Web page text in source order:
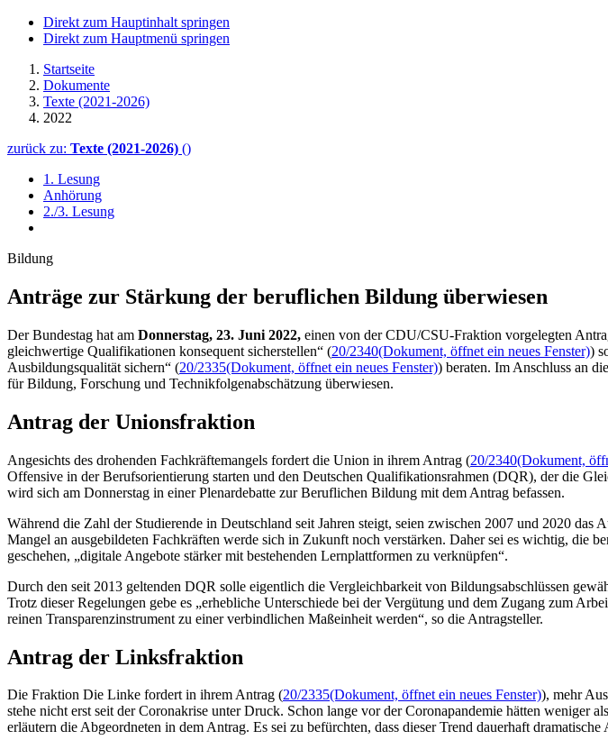
Direkt zum Hauptinhalt springen
Direkt zum Hauptmenü springen
Startseite
Dokumente
Texte (2021-2026)
2022
zurück zu: Texte (2021-2026) ()
1. Lesung
Anhörung
2./3. Lesung
Bildung
Anträge zur Stärkung der beruf­lichen Bildung überwiesen
Der Bundestag hat am Donnerstag, 23. Juni 2022, einen von der CDU/CSU-Fraktion vorgelegten
gleichwertige Qualifikationen konsequent sicherstellen“ (20/2340(Dokument, öffnet ein neues Fenster))
Ausbildungsqualität sichern“ (20/2335(Dokument, öffnet ein neues Fenster)) beraten. Im Anschluss an
für Bildung, Forschung und Technikfolgenabschätzung überwiesen.
Antrag der Unionsfraktion
Angesichts des drohenden Fachkräftemangels fordert die Union in ihrem Antrag (20/2340(Dokument,
Offensive in der Berufsorientierung starten und den Deutschen Qualifikationsrahmen (DQR), der die
wird sich am Donnerstag in einer Plenardebatte zur Beruflichen Bildung mit dem Antrag befassen.
Während die Zahl der Studierende in Deutschland seit Jahren steigt, seien zwischen 2007 und 2020
Mangel an ausgebildeten Fachkräften werde sich in Zukunft noch verstärken. Daher sei es wichtig, die
geschehen, „digitale Angebote stärker mit bestehenden Lernplattformen zu verknüpfen“.
Durch den seit 2013 geltenden DQR solle eigentlich die Vergleichbarkeit von Bildungsabschlüssen
Trotz dieser Regelungen gebe es „erhebliche Unterschiede bei der Vergütung und dem Zugang zum
reinen Transparenzinstrument zu einer verbindlichen Maßeinheit werden“, so die Antragsteller.
Antrag der Linksfraktion
Die Fraktion Die Linke fordert in ihrem Antrag (20/2335(Dokument, öffnet ein neues Fenster)), mehr
stehe nicht erst seit der Coronakrise unter Druck. Schon lange vor der Coronapandemie hätten weniger
erläutern die Abgeordneten in dem Antrag. Es sei zu befürchten, dass dieser Trend dauerhaft